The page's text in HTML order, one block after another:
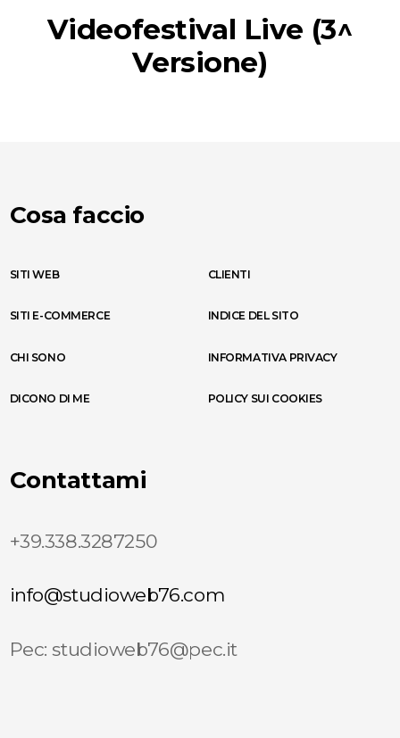
Videofestival Live (3^
Versione)
Cosa faccio
SITI WEB
SITI E-COMMERCE
CHI SONO
DICONO DI ME
CLIENTI
INDICE DEL SITO
INFORMATIVA PRIVACY
POLICY SUI COOKIES
Contattami
+39.338.3287250
info@studioweb76.com
Pec: studioweb76@pec.it